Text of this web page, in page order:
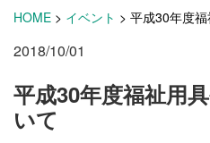
泊まる(宿泊)
施設・料金
HOME > イベント > 平成30年度
2018/10/01
平成30年度福祉用
いて